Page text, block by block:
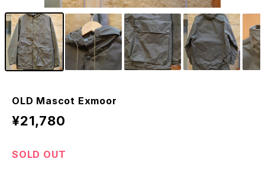
OLD Mascot Exmoor
¥21,780
SOLD OUT